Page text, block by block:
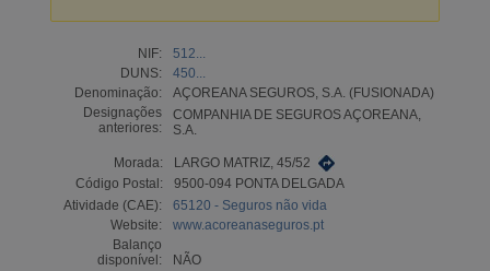
NIF:
512...
DUNS:
450...
Denominação:
AÇOREANA SEGUROS, S.A. (FUSIONADA)
Designações
anteriores:
COMPANHIA DE SEGUROS AÇOREANA,
S.A.
Morada:
LARGO MATRIZ, 45/52
Código Postal:
9500-094 PONTA DELGADA
Atividade (CAE):
65120 - Seguros não vida
Website:
www.acoreanaseguros.pt
Balanço
disponível:
NÃO